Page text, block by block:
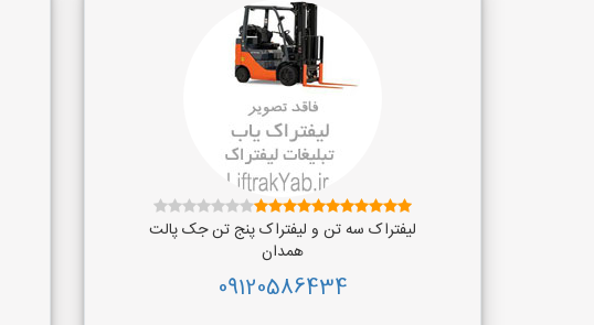
لیفتراک سه تن و لیفتراک پنج تن جک پالت
همدان
09120586434